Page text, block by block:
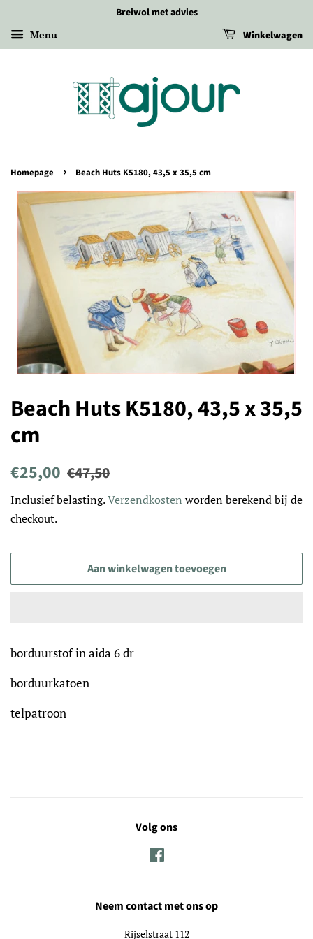
Breiwol met advies
Menu Winkelwagen
Homepage › Beach Huts K5180, 43,5 x 35,5 cm
Beach Huts K5180, 43,5 x 35,5
cm
Normale
€25,00 Aanbiedingsprijs
€47,50
Inclusief belasting.Verzendkosten worden berekend bij de
checkout.
Aan winkelwagen toevoegen
borduurstof in aida 6 dr
borduurkatoen
telpatroon
Volg ons
Neem contact met ons op
Rijselstraat 112